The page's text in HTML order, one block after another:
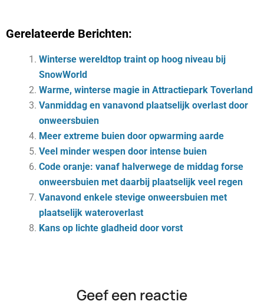
Gerelateerde Berichten:
Winterse wereldtop traint op hoog niveau bij
SnowWorld
Warme, winterse magie in Attractiepark Toverland
Vanmiddag en vanavond plaatselijk overlast door
onweersbuien
Meer extreme buien door opwarming aarde
Veel minder wespen door intense buien
Code oranje: vanaf halverwege de middag forse
onweersbuien met daarbij plaatselijk veel regen
Vanavond enkele stevige onweersbuien met
plaatselijk wateroverlast
Kans op lichte gladheid door vorst
Geef een reactie